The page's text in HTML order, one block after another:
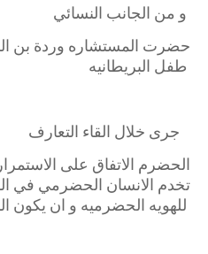
حضرت المستشاره وردة بن
الحضرم الاتفاق على
تخدم الانسان الحضرمي في